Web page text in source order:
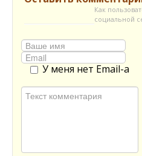
Как
социальной
У меня нет Email-а